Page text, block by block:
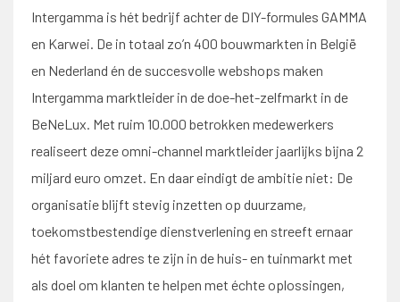
Intergamma is hét bedrijf achter de DIY-formules GAMMA
en Karwei. De in totaal zo’n 400 bouwmarkten in België
en Nederland én de succesvolle webshops maken
Intergamma marktleider in de doe-het-zelfmarkt in de
BeNeLux. Met ruim 10.000 betrokken medewerkers
realiseert deze omni-channel marktleider jaarlijks bijna 2
miljard euro omzet. En daar eindigt de ambitie niet: De
organisatie blijft stevig inzetten op duurzame,
toekomstbestendige dienstverlening en streeft ernaar
hét favoriete adres te zijn in de huis- en tuinmarkt met
als doel om klanten te helpen met échte oplossingen,